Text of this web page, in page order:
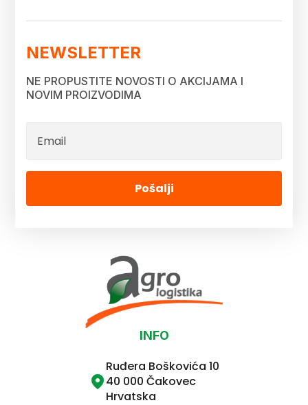
NEWSLETTER
NE PROPUSTITE NOVOSTI O AKCIJAMA I
NOVIM PROIZVODIMA
Pošalji
INFO
Ruđera Boškovića 10
40 000 Čakovec
Hrvatska